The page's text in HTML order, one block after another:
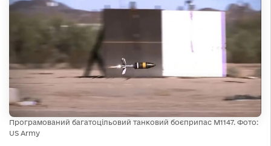
Програмований багатоцільовий танковий боєприпас M1147. Фото:
US Army